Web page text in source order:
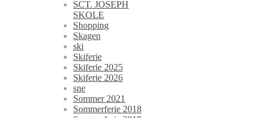
SCT. JOSEPH
SKOLE
Shopping
Skagen
ski
Skiferie
Skiferie 2025
Skiferie 2026
sne
Sommer 2021
Sommerferie 2018